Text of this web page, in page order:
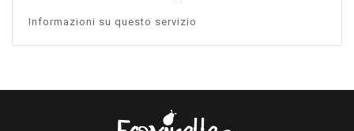
Informazioni su questo servizio